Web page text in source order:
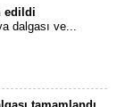
edildi
dalgası ve...